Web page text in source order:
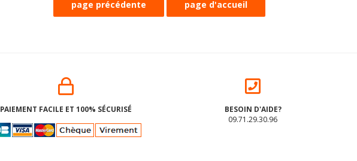
PAIEMENT FACILE ET 100% SÉCURISÉ BESOIN D'AIDE?
09.71.29.30.96